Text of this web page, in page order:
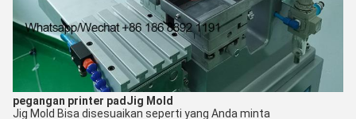
pegangan printer pad Jig Mold
Jig Mold Bisa disesuaikan seperti yang Anda minta